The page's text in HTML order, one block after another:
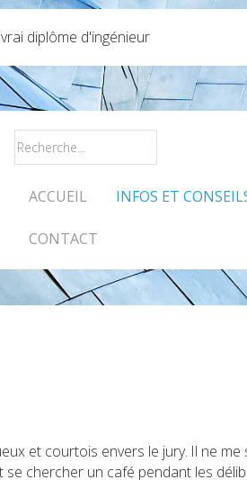
diplôme d'ingénieur
ACCUEIL INFOS ET
CONTACT
et courtois envers le jury. Il ne
chercher un café pendant les